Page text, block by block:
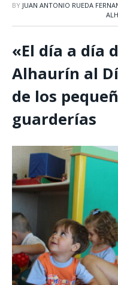
BY JUAN ANTONIO RUEDA
«El día a día
Alhaurín al
de los
guarderías